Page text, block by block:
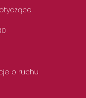
o ruchu